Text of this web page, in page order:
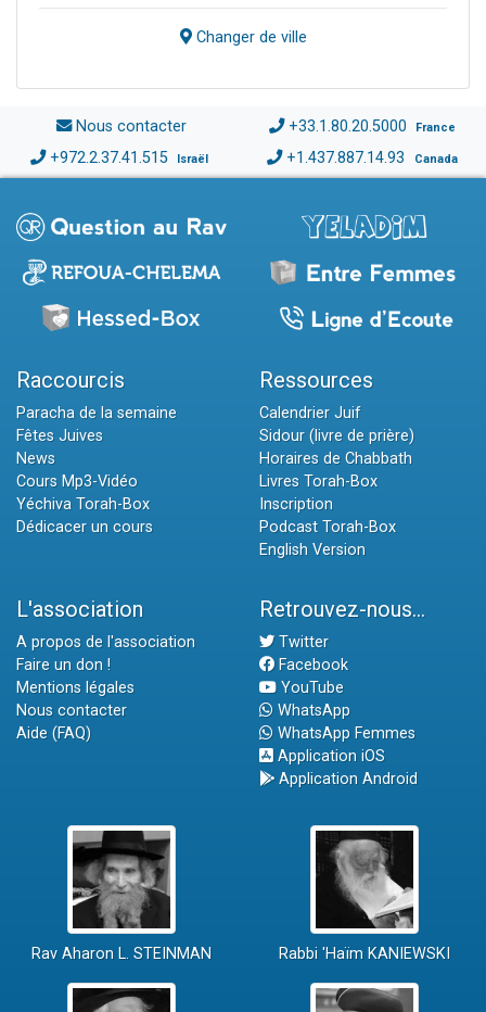
Changer de ville
Nous contacter +33.1.80.20.5000 France
+972.2.37.41.515 Israël +1.437.887.14.93 Canada
Raccourcis
Paracha de la semaine
Fêtes Juives
News
Cours Mp3-Vidéo
Yéchiva Torah-Box
Dédicacer un cours
Ressources
Calendrier Juif
Sidour (livre de prière)
Horaires de Chabbath
Livres Torah-Box
Inscription
Podcast Torah-Box
English Version
L'association
A propos de l'association
Faire un don !
Mentions légales
Nous contacter
Aide (FAQ)
Retrouvez-nous...
Twitter
Facebook
YouTube
WhatsApp
WhatsApp Femmes
Application iOS
Application Android
Rav Aharon L. STEINMAN Rabbi 'Haïm KANIEWSKI